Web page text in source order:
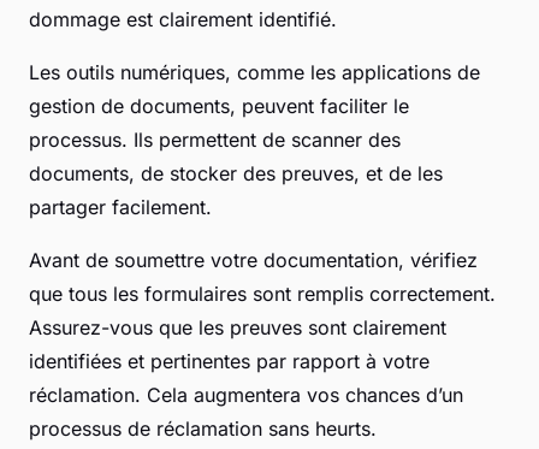
dommage est clairement identifié.
Les outils numériques, comme les applications de
gestion de documents, peuvent faciliter le
processus. Ils permettent de scanner des
documents, de stocker des preuves, et de les
partager facilement.
Avant de soumettre votre documentation, vérifiez
que tous les formulaires sont remplis correctement.
Assurez-vous que les preuves sont clairement
identifiées et pertinentes par rapport à votre
réclamation. Cela augmentera vos chances d’un
processus de réclamation sans heurts.